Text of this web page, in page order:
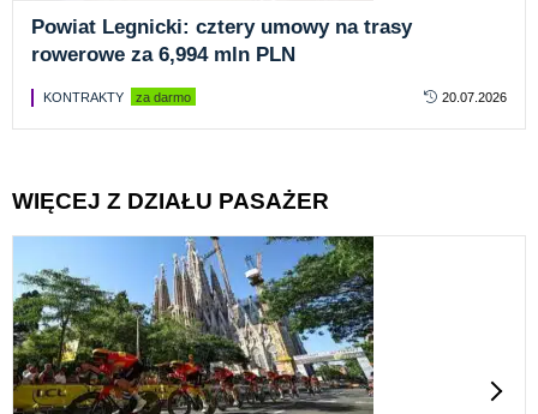
Powiat Legnicki: cztery umowy na trasy
rowerowe za 6,994 mln PLN
KONTRAKTY za darmo 20.07.2026
WIĘCEJ Z DZIAŁU PASAŻER